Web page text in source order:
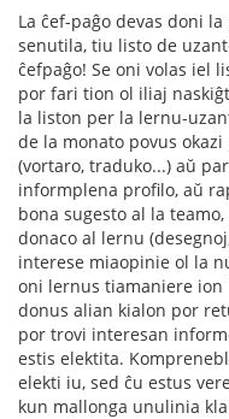
La ĉef-paĝo devas doni
senutila, tiu listo de
ĉefpaĝo! Se oni volas iel
por fari tion ol iliaj
la liston per la lernu-
de la monato povus
(vortaro, traduko...) aŭ
informplena profilo, aŭ
bona sugesto al la
donaco al lernu
interese miaopinie ol la
oni lernus tiamaniere
donus alian kialon por
por trovi interesan
estis elektita.
elekti iu, sed ĉu estus
kun mallonga unulinia